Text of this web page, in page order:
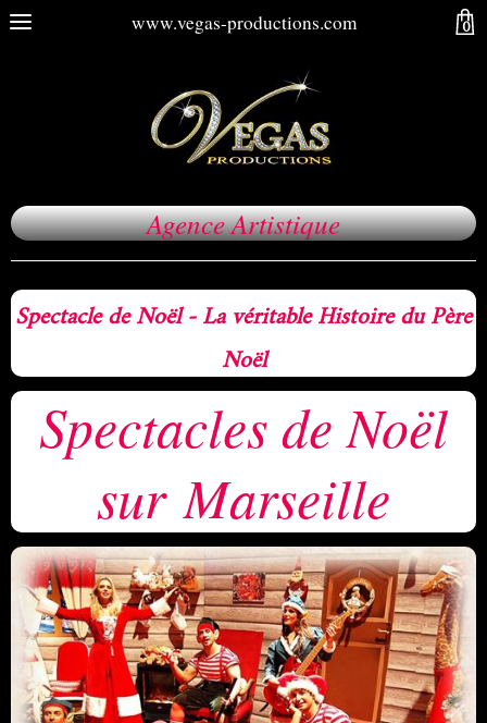
www.vegas-productions.com
Agence Artistique
Spectacle de Noël - ​La véritable Histoire du Père
Noël
Spectacles de Noël
sur Marseille
0